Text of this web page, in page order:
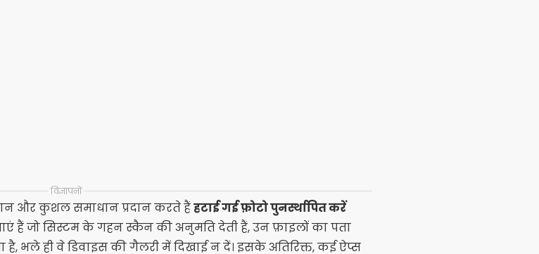
विज्ञापनों
और कुशल समाधान प्रदान करते हैंहटाई गई फ़ोटो पुनर्स्थापित करें
हैं जो सिस्टम के गहन स्कैन की अनुमति देती हैं, उन फ़ाइलों का पता
है, भले ही वे डिवाइस की गैलरी में दिखाई न दें। इसके अतिरिक्त, कई ऐप्स